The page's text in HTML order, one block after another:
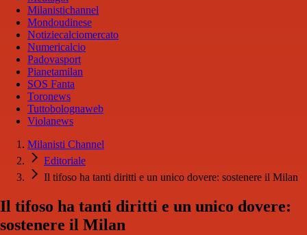
Milanistichannel
Mondoudinese
Notiziecalciomercato
Numericalcio
Padovasport
Pianetamilan
SOS Fanta
Toronews
Tuttobolognaweb
Violanews
Milanisti Channel
Editoriale
Il tifoso ha tanti diritti e un unico dovere: sostenere il Milan
Il tifoso ha tanti diritti e un unico dovere:
sostenere il Milan